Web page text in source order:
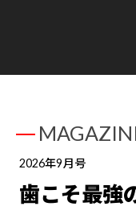
2026年9月号
歯こそ最強